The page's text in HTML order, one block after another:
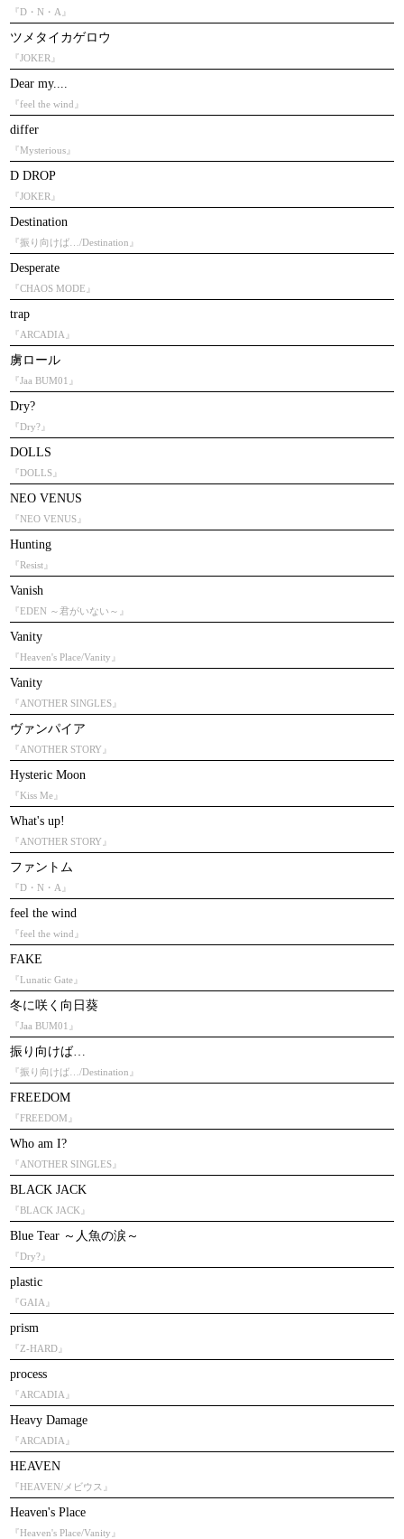
『D・N・A』
ツメタイカゲロウ
『JOKER』
Dear my....
『feel the wind』
differ
『Mysterious』
D DROP
『JOKER』
Destination
『振り向けば…/Destination』
Desperate
『CHAOS MODE』
trap
『ARCADIA』
虜ロール
『Jaa BUM01』
Dry?
『Dry?』
DOLLS
『DOLLS』
NEO VENUS
『NEO VENUS』
Hunting
『Resist』
Vanish
『EDEN ～君がいない～』
Vanity
『Heaven's Place/Vanity』
Vanity
『ANOTHER SINGLES』
ヴァンパイア
『ANOTHER STORY』
Hysteric Moon
『Kiss Me』
What's up!
『ANOTHER STORY』
ファントム
『D・N・A』
feel the wind
『feel the wind』
FAKE
『Lunatic Gate』
冬に咲く向日葵
『Jaa BUM01』
振り向けば…
『振り向けば…/Destination』
FREEDOM
『FREEDOM』
Who am I?
『ANOTHER SINGLES』
BLACK JACK
『BLACK JACK』
Blue Tear ～人魚の涙～
『Dry?』
plastic
『GAIA』
prism
『Z-HARD』
process
『ARCADIA』
Heavy Damage
『ARCADIA』
HEAVEN
『HEAVEN/メビウス』
Heaven's Place
『Heaven's Place/Vanity』